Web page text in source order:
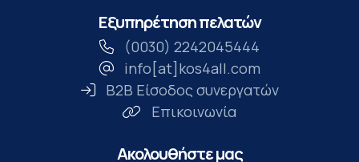
Εξυπηρέτηση πελατών
(0030) 2242045444
info[at]kos4all.com
B2B Είσοδος συνεργατών
Επικοινωνία
Ακολουθήστε μας